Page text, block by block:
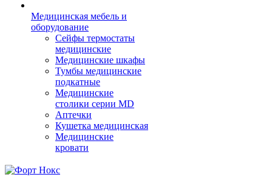
Медицинская мебель и
оборудование
Сейфы термостаты
медицинские
Медицинские шкафы
Тумбы медицинские
подкатные
Медицинские
столики серии MD
Аптечки
Кушетка медицинская
Медицинские
кровати